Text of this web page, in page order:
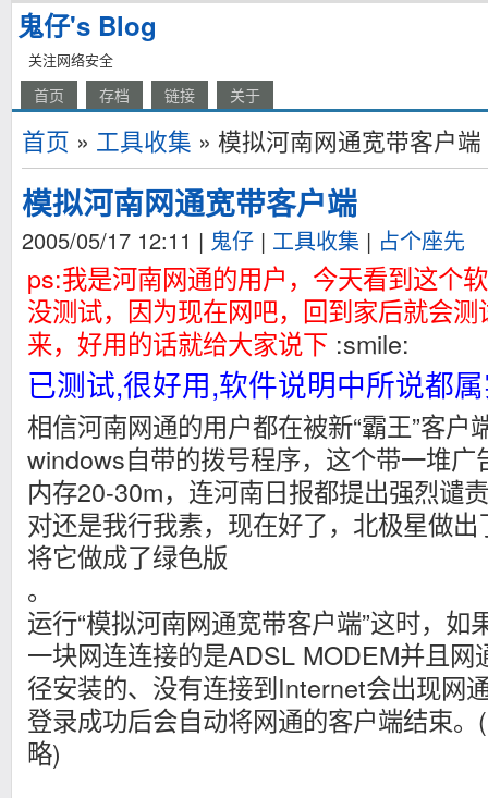
鬼仔's Blog
关注网络安全
首页 存档 链接 关于
首页 » 工具收集 » 模拟河南网通宽带客户端
模拟河南网通宽带客户端
2005/05/17 12:11 | 鬼仔 | 工具收集 | 占个座先
ps:我是河南网通的用户，今天看到这个
没测试，因为现在网吧，回到家后就会
来，好用的话就给大家说下 :smile:
已测试,很好用,软件说明中所说都
相信河南网通的用户都在被新“霸王”客户
windows自带的拨号程序，这个带一堆广
内存20-30m，连河南日报都提出强烈谴
对还是我行我素，现在好了，北极星做
将它做成了绿色版
。
运行“模拟河南网通宽带客户端”这时，如
一块网连连接的是ADSL MODEM并且网
径安装的、没有连接到Internet会出现网
登录成功后会自动将网通的客户端结束
略)